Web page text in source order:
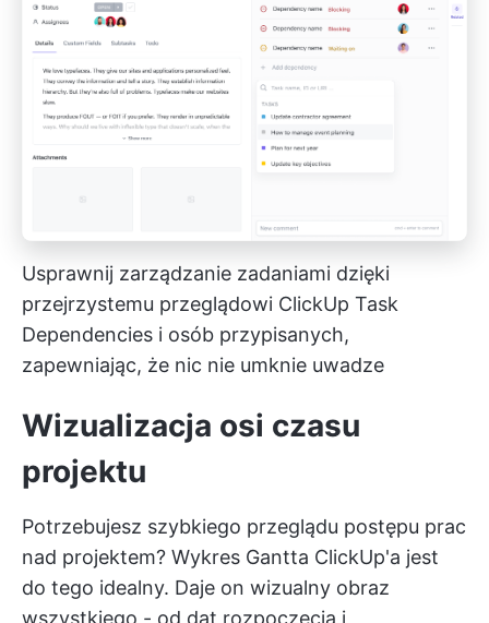
Usprawnij zarządzanie zadaniami dzięki
przejrzystemu przeglądowi ClickUp Task
Dependencies i osób przypisanych,
zapewniając, że nic nie umknie uwadze
Wizualizacja osi czasu
projektu
Potrzebujesz szybkiego przeglądu postępu prac
nad projektem? Wykres Gantta ClickUp'a jest
do tego idealny. Daje on wizualny obraz
wszystkiego - od dat rozpoczęcia i